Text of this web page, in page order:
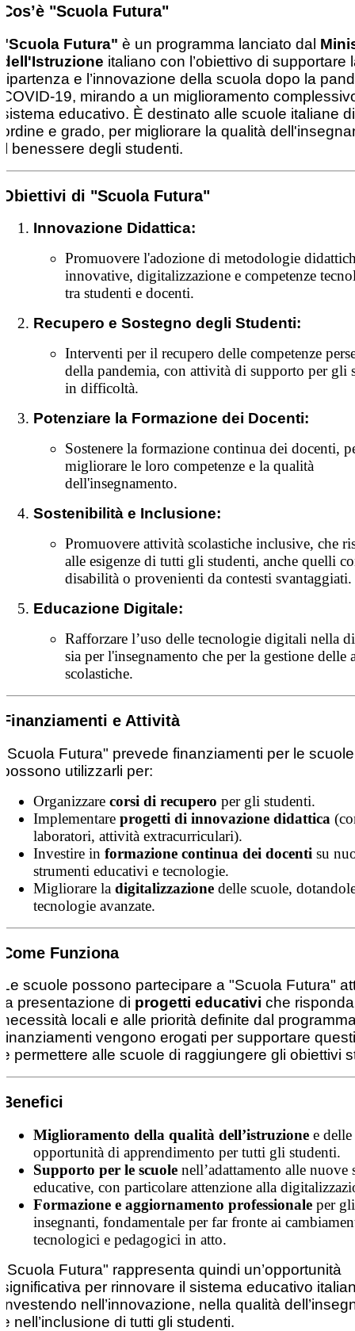
Cos’è "Scuola Futura"
"Scuola Futura" è un programma lanciato dal
dell'Istruzione italiano con l’obiettivo di supportare
ripartenza e l’innovazione della scuola dopo la
COVID-19, mirando a un miglioramento
sistema educativo. È destinato alle scuole italiane
ordine e grado, per migliorare la qualità
il benessere degli studenti.
Obiettivi di "Scuola Futura"
Innovazione Didattica:
Promuovere l'adozione di metodologie
innovative, digitalizzazione e competenze
tra studenti e docenti.
Recupero e Sostegno degli Studenti:
Interventi per il recupero delle competenze
della pandemia, con attività di supporto per gli
in difficoltà.
Potenziare la Formazione dei Docenti:
Sostenere la formazione continua dei docenti,
migliorare le loro competenze e la qualità
dell'insegnamento.
Sostenibilità e Inclusione:
Promuovere attività scolastiche inclusive, che
alle esigenze di tutti gli studenti, anche quelli
disabilità o provenienti da contesti svantaggiati.
Educazione Digitale:
Rafforzare l’uso delle tecnologie digitali nella
sia per l'insegnamento che per la gestione delle
scolastiche.
Finanziamenti e Attività
"Scuola Futura" prevede finanziamenti per le
possono utilizzarli per:
Organizzare corsi di recupero per gli studenti.
Implementare progetti di innovazione didattica
laboratori, attività extracurriculari).
Investire in formazione continua dei docenti su
strumenti educativi e tecnologie.
Migliorare la digitalizzazione delle scuole,
tecnologie avanzate.
Come Funziona
Le scuole possono partecipare a "Scuola Futura"
la presentazione di progetti educativi che
necessità locali e alle priorità definite dal
finanziamenti vengono erogati per supportare
e permettere alle scuole di raggiungere gli obiettivi
Benefici
Miglioramento della qualità dell’istruzione e delle
opportunità di apprendimento per tutti gli studenti.
Supporto per le scuole nell’adattamento alle nuove
educative, con particolare attenzione alla
Formazione e aggiornamento professionale per gli
insegnanti, fondamentale per far fronte ai
tecnologici e pedagogici in atto.
"Scuola Futura" rappresenta quindi un’opportunità
significativa per rinnovare il sistema educativo
investendo nell’innovazione, nella qualità
e nell’inclusione di tutti gli studenti.